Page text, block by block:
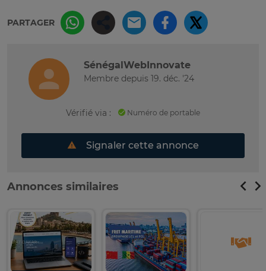
PARTAGER
SénégalWebInnovate
Membre depuis 19. déc. '24
Vérifié via : Numéro de portable
Signaler cette annonce
Annonces similaires